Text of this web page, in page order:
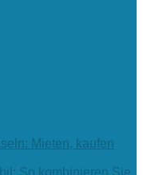
Mieten, kaufen